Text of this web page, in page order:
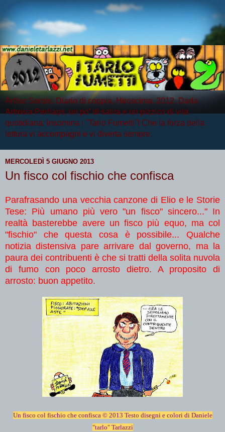
Arthur Serpis, Diario di coppia, Hiroscima, 2012, Darla
Artrosia Perhaps, un po' di satira e un pizzico di vita
quotidiana: insomma i "Tarlo Fumetti"! Che la forza della
lettura vi accompagni e vi diverta sempre.
MERCOLEDÌ 5 GIUGNO 2013
Un fisco col fischio che confisca
Parafrasando una vecchia canzone di Elio e le Storie
Tese: Più umano più vero "un fisco" sincero..." In
realtà basterebbe avere un fisco più equo, ma col
"fischio" che questa cosa è possibile... Qualche
notizia distensiva pare arrivare dal governo, ma la
paura dei contribuenti è che si tratti della solita nuvola
di fumo con poco arrosto dietro. A proposito di
arrosto: buon appetito.
Un fisco col fischio che confisca © 2013 Testo disegni e colori di Daniele
"tarlo" Tarlazzi